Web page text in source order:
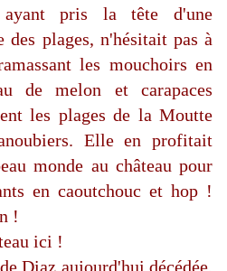
pris la tête d'une
des plages, n'hésitait pas à
les mouchoirs en
de melon et carapaces
les plages de la Moutte
Elle en profitait
monde au château pour
en caoutchouc et hop !
!
ici !
Diaz aujourd'hui décédée,